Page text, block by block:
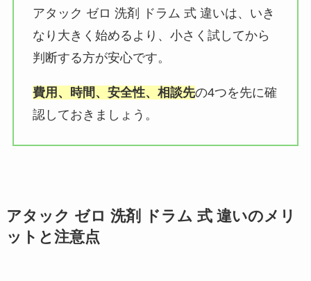
アタック ゼロ 洗剤 ドラム 式 違いは、いき
なり大きく始めるより、小さく試してから
判断する方が安心です。
費用、時間、安全性、相談先の4つを先に確
認しておきましょう。
アタック ゼロ 洗剤 ドラム 式 違いのメリ
ットと注意点